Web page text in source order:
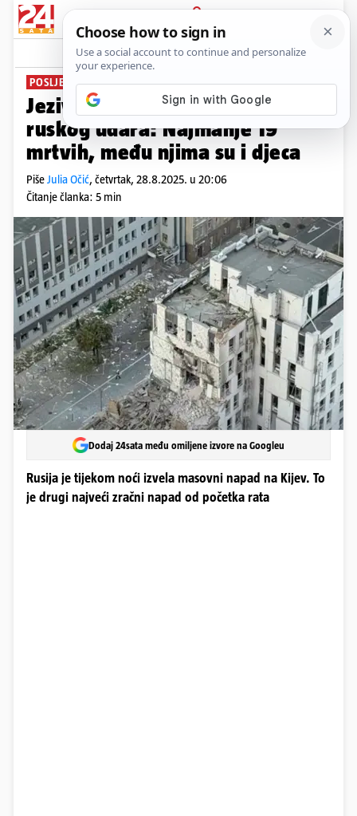
PRIJAVA
News Komentari
POSLJEDICE NAPADA
Jezive snimke iz Kijeva nakon
ruskog udara: Najmanje 19
mrtvih, među njima su i djeca
PišeJulia Očić, četvrtak, 28.8.2025. u 20:06
Čitanje članka: 5 min
Dodaj 24sata među omiljene izvore na Googleu
Rusija je tijekom noći izvela masovni napad na Kijev. To
je drugi najveći zračni napad od početka rata